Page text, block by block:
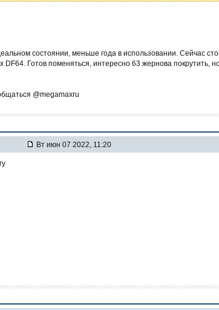
состоянии, меньше года в использовании. Сейчас
DF64. Готов поменяться, интересно 63 жернова покрутить,
@megamaxru
Вт июн 07 2022, 11:20